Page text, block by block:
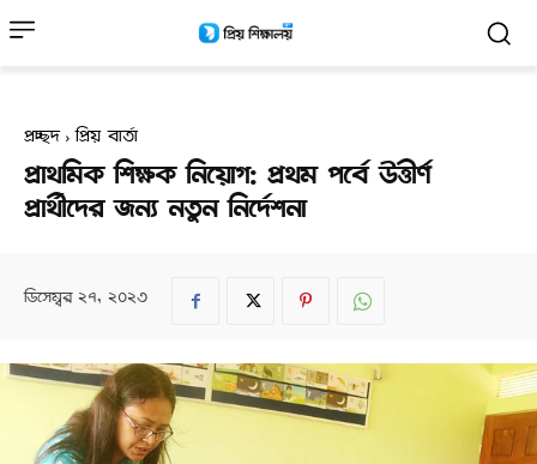
প্রচ্ছদ প্রিয় বার্তা
প্রাথমিক শিক্ষক নিয়োগ: প্রথম পর্বে উত্তীর্ণ
প্রার্থীদের জন্য নতুন নির্দেশনা
ডিসেম্বর ২৭, ২০২৩